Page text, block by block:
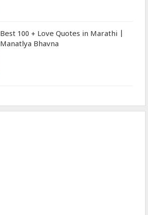
Best 100 + Love Quotes in Marathi |
Manatlya Bhavna